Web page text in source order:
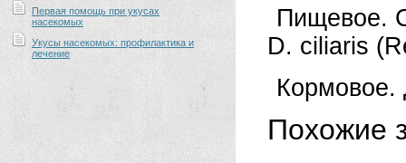
Первая помощь при укусах
насекомых
Укусы насекомых: профилактика и
лечение
Пищевое.
D. ciliaris
Похожие